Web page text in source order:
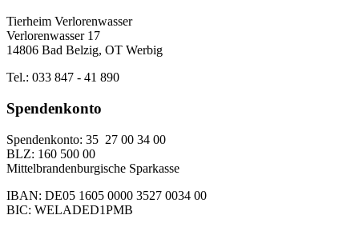
Tierheim Verlorenwasser
Verlorenwasser 17
14806 Bad Belzig, OT Werbig
Tel.: 033 847 - 41 890
Spendenkonto
Spendenkonto: 35 27 00 34 00
BLZ: 160 500 00
Mittelbrandenburgische Sparkasse
IBAN: DE05 1605 0000 3527 0034 00
BIC: WELADED1PMB